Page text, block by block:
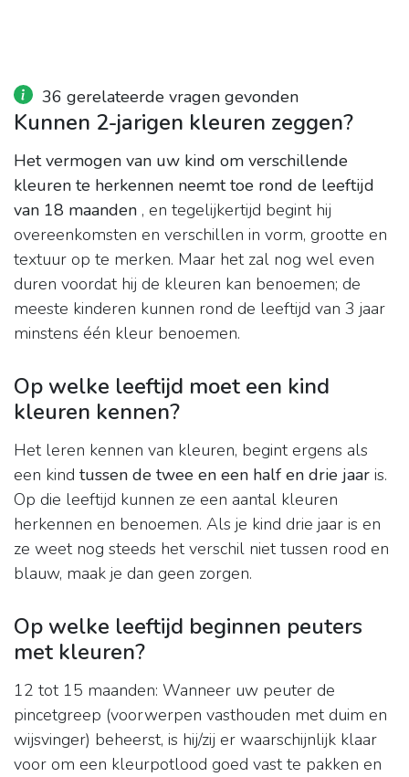
36 gerelateerde vragen gevonden
Kunnen 2-jarigen kleuren zeggen?
Het vermogen van uw kind om verschillende
kleuren te herkennen neemt toe rond de leeftijd
van 18 maanden , en tegelijkertijd begint hij
overeenkomsten en verschillen in vorm, grootte en
textuur op te merken. Maar het zal nog wel even
duren voordat hij de kleuren kan benoemen; de
meeste kinderen kunnen rond de leeftijd van 3 jaar
minstens één kleur benoemen.
Op welke leeftijd moet een kind
kleuren kennen?
Het leren kennen van kleuren, begint ergens als
een kind tussen de twee en een half en drie jaar is.
Op die leeftijd kunnen ze een aantal kleuren
herkennen en benoemen. Als je kind drie jaar is en
ze weet nog steeds het verschil niet tussen rood en
blauw, maak je dan geen zorgen.
Op welke leeftijd beginnen peuters
met kleuren?
12 tot 15 maanden: Wanneer uw peuter de
pincetgreep (voorwerpen vasthouden met duim en
wijsvinger) beheerst, is hij/zij er waarschijnlijk klaar
voor om een ​​kleurpotlood goed vast te pakken en